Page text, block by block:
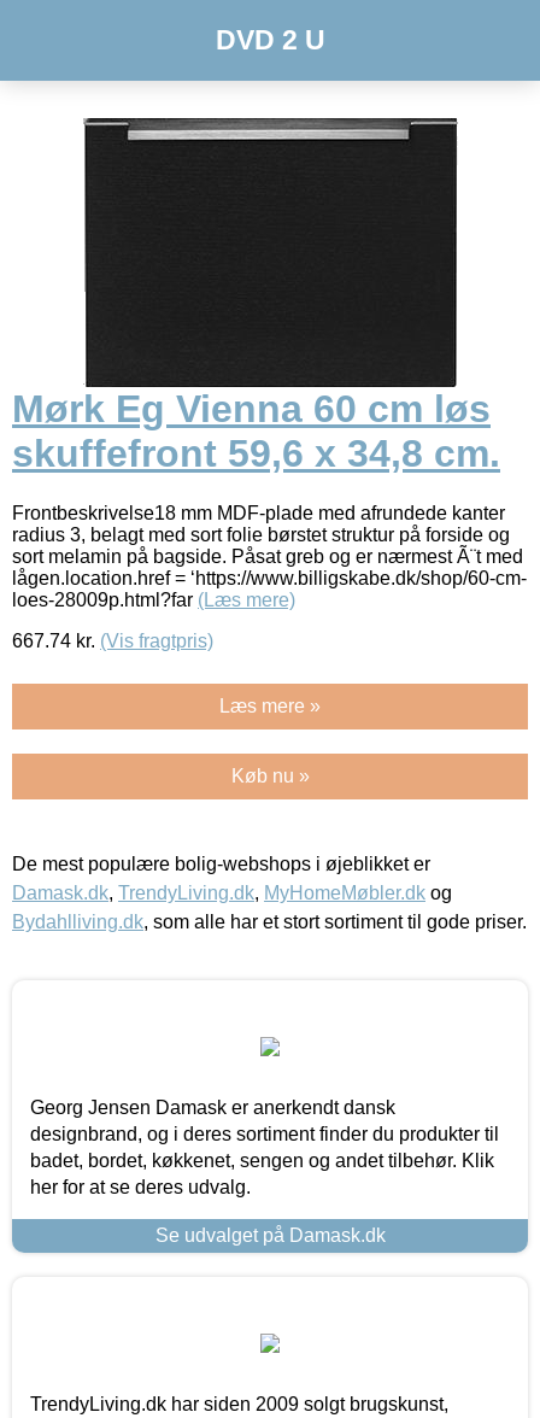
DVD 2 U
Mørk Eg Vienna 60 cm løs
skuffefront 59,6 x 34,8 cm.
Frontbeskrivelse18 mm MDF-plade med afrundede kanter
radius 3, belagt med sort folie børstet struktur på forside og
sort melamin på bagside. Påsat greb og er nærmest Ã¨t med
lågen.location.href = ‘https://www.billigskabe.dk/shop/60-cm-
loes-28009p.html?far (Læs mere)
667.74 kr. (Vis fragtpris)
Læs mere »
Køb nu »
De mest populære bolig-webshops i øjeblikket er
Damask.dk, TrendyLiving.dk, MyHomeMøbler.dk og
Bydahlliving.dk, som alle har et stort sortiment til gode priser.
Georg Jensen Damask er anerkendt dansk
designbrand, og i deres sortiment finder du produkter til
badet, bordet, køkkenet, sengen og andet tilbehør. Klik
her for at se deres udvalg.
Se udvalget på Damask.dk
TrendyLiving.dk har siden 2009 solgt brugskunst,